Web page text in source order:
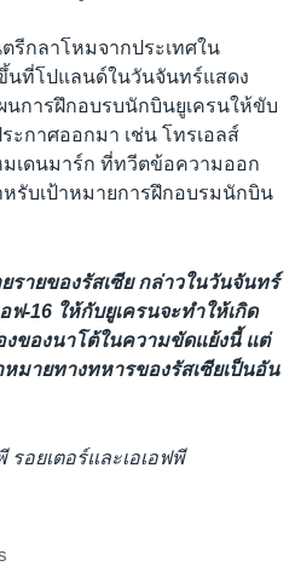
รีกลาโหมจากประเทศใน
ที่โปแลนด์ในวันจันทร์แสดง
นการฝึกอบรบนักบินยูเครนให้ขับ
ะกาศออกมา เช่น โทรเอลส์
เดนมาร์ก ที่ทวีตข้อความออก
รับเป้าหมายการฝึกอบรมนักบิน
รายของรัสเซีย กล่าวในวันจันทร์
ฟ-16 ให้กับยูเครนจะทำให้เกิด
งของนาโต้ในความขัดแย้งนี้ แต่
มายทางทหารของรัสเซียเป็นอัน
อยเตอร์และเอเอฟพี